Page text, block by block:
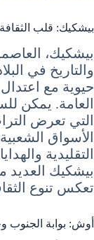
بيشكيك: قلب الثقافة
بيشكيك،
والتاريخ في
حيوية مع
العامة. يمكن
التي تعرض
الأسواق
التقليدية
بيشكيك العديد
تعكس تنوع
أوش: بوابة الجنوب